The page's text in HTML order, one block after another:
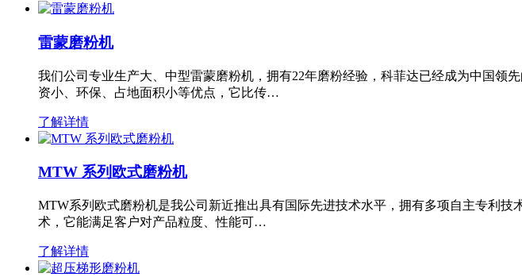
雷蒙磨粉机
我们公司专业生产大、中型雷蒙磨粉机，拥有22年磨粉经验，科菲达已经成为中国领
资小、环保、占地面积小等优点，它比传…
了解详情
MTW 系列欧式磨粉机
MTW系列欧式磨粉机是我公司新近推出具有国际先进技术水平，拥有多项自主专利
术，它能满足客户对产品粒度、性能可…
了解详情